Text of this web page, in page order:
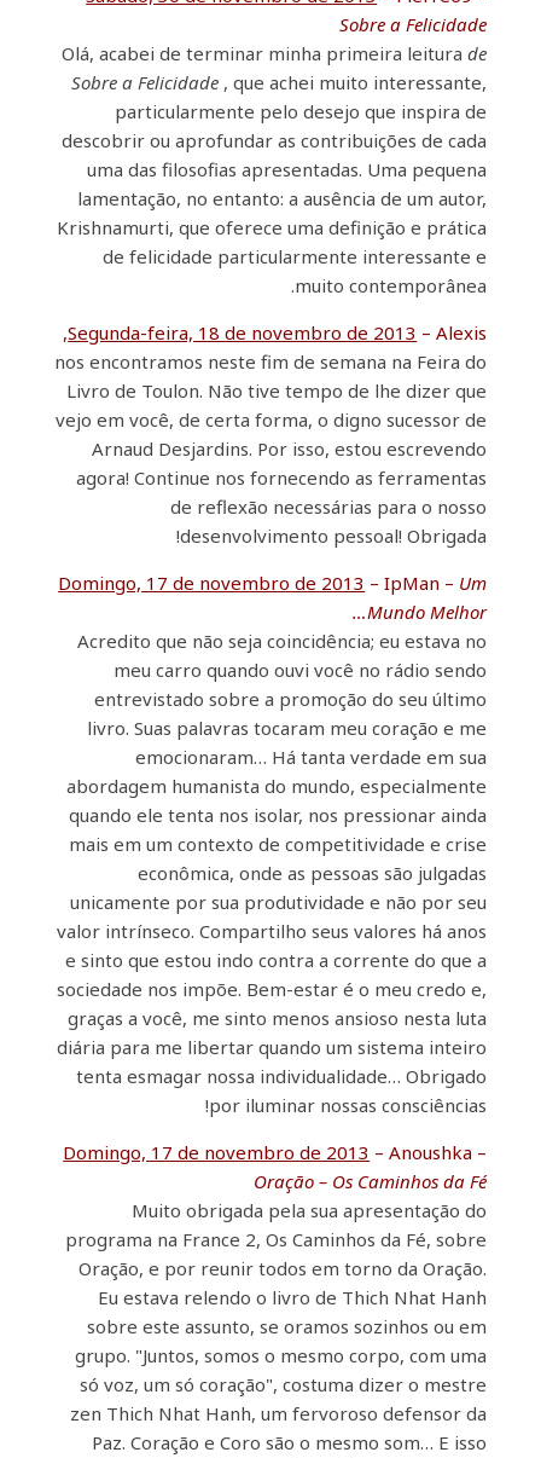
Sobre a Felicidade
Olá, acabei de terminar minha primeira leitura de
Sobre a Felicidade , que achei muito interessante,
particularmente pelo desejo que inspira de
descobrir ou aprofundar as contribuições de cada
uma das filosofias apresentadas. Uma pequena
lamentação, no entanto: a ausência de um autor,
Krishnamurti, que oferece uma definição e prática
de felicidade particularmente interessante e
muito contemporânea.
Segunda-feira, 18 de novembro de 2013 – Alexis,
nos encontramos neste fim de semana na Feira do
Livro de Toulon. Não tive tempo de lhe dizer que
vejo em você, de certa forma, o digno sucessor de
Arnaud Desjardins. Por isso, estou escrevendo
agora! Continue nos fornecendo as ferramentas
de reflexão necessárias para o nosso
desenvolvimento pessoal! Obrigada!
Domingo, 17 de novembro de 2013 – IpMan – Um
Mundo Melhor…
Acredito que não seja coincidência; eu estava no
meu carro quando ouvi você no rádio sendo
entrevistado sobre a promoção do seu último
livro. Suas palavras tocaram meu coração e me
emocionaram… Há tanta verdade em sua
abordagem humanista do mundo, especialmente
quando ele tenta nos isolar, nos pressionar ainda
mais em um contexto de competitividade e crise
econômica, onde as pessoas são julgadas
unicamente por sua produtividade e não por seu
valor intrínseco. Compartilho seus valores há anos
e sinto que estou indo contra a corrente do que a
sociedade nos impõe. Bem-estar é o meu credo e,
graças a você, me sinto menos ansioso nesta luta
diária para me libertar quando um sistema inteiro
tenta esmagar nossa individualidade… Obrigado
por iluminar nossas consciências!
Domingo, 17 de novembro de 2013 – Anoushka –
Oração – Os Caminhos da Fé
Muito obrigada pela sua apresentação do
programa na France 2, Os Caminhos da Fé, sobre
Oração, e por reunir todos em torno da Oração.
Eu estava relendo o livro de Thich Nhat Hanh
sobre este assunto, se oramos sozinhos ou em
grupo. "Juntos, somos o mesmo corpo, com uma
só voz, um só coração", costuma dizer o mestre
zen Thich Nhat Hanh, um fervoroso defensor da
Paz. Coração e Coro são o mesmo som… E isso